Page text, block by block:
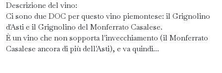
Descrizione del vino:
Ci sono due DOC per questo vino piemontese: il Grignolino
d'Asti e il Grignolino del Monferrato Casalese.
È un vino che non sopporta l'invecchiamento (il Monferrato
Casalese ancora di più dell'Asti), e va quindi...